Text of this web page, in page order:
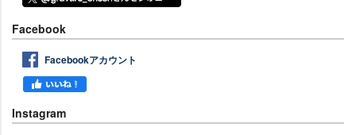
Facebook
Facebookアカウント
Instagram